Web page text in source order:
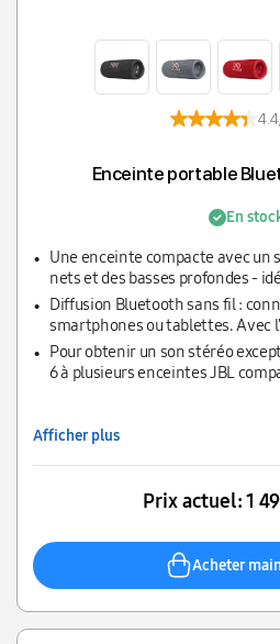
Enceinte portable
En
Une enceinte compacte avec un
nets et des basses profondes -
aventure
Diffusion Bluetooth sans fil :
smartphones ou tablettes. Avec
le son peut également être
optimisées
Pour obtenir un son stéréo
6 à plusieurs enceintes JBL
Afficher plus
Prix actuel:1
Acheter